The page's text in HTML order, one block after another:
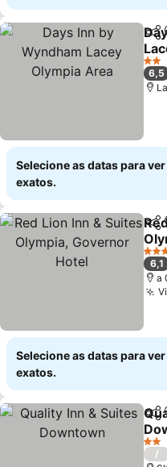
2
6,5
Selecione as datas para
exatos.
3
6,1
a
Selecione as datas para
exatos.
2
/